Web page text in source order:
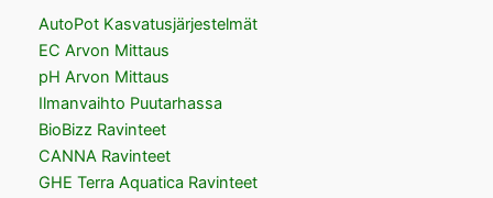
AutoPot Kasvatusjärjestelmät
EC Arvon Mittaus
pH Arvon Mittaus
Ilmanvaihto Puutarhassa
BioBizz Ravinteet
CANNA Ravinteet
GHE Terra Aquatica Ravinteet